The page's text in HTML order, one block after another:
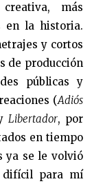
más
en la historia.
y cortos
de producción
públicas y
(Adiós
Libertador, por
en tiempo
ya se le volvió
difícil para mí